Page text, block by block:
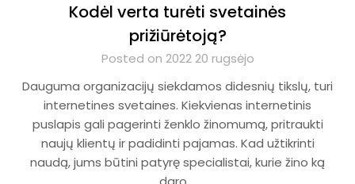
Kodėl verta turėti svetainės
prižiūrėtoją?
Posted on 2022 20 rugsėjo
Dauguma organizacijų siekdamos didesnių tikslų, turi
internetines svetaines. Kiekvienas internetinis
puslapis gali pagerinti ženklo žinomumą, pritraukti
naujų klientų ir padidinti pajamas. Kad užtikrinti
naudą, jums būtini patyrę specialistai, kurie žino ką